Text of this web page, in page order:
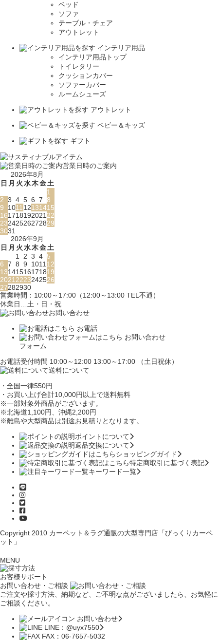
ベッド
ソファ
テーブル・チェア
アウトレット
インテリア用品
インテリア用品トップ
トイレタリー
クッションカバー
ソファーカバー
ルームシューズ
アウトレット
ベビー＆キッズ
ギフト
営業日時のご案内
2026年8月
日 月 火水木金土
1
2 3 4 5 6 7 8
9
101112131415
16171819202122
23242526272829
3031
2026年9月
日 月 火水木金土
1 2 3 4 5
6 7 8 9 101112
13141516171819
20212223242526
27282930
営業時間：10:00～17:00（12:00～13:00 TEL不通）
休業日…土・日・祝
お問い合わせ
お電話
お問い合わせ
フォーム
お電話受付時間 10:00～12:00 13:00～17:00 （土日祝休）
送料について
・全国一律550円
・お買い上げ合計10,000円 以上で送料無料
※一部対象外商品がございます。
※北海道1,100円、沖縄2,200円
※離島や大型商品は別途お見積りとなります。
ポイントについて
返品交換について
ショッピングガイド
特定商取引に基づく表記
キーワード一覧
Copyright 2010 カーペット＆ラグ通販の大型専門店「びっくりカーペ
ット」
MENU
お客様サポート
お問い合わせ・ご相談
ご注文や採寸方法、納期など、ご不明な点がございましたら、お気軽に
ご相談ください。
お問い合わせ
LINE：@uyx7550
FAX：06-7657-5032